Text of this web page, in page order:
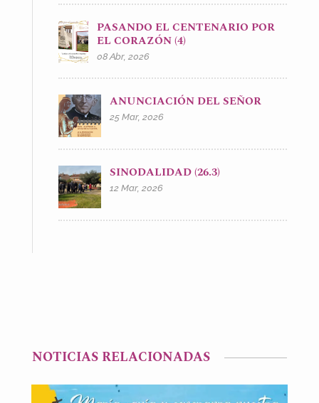
PASANDO EL CENTENARIO POR
EL CORAZÓN (4)
08 Abr, 2026
ANUNCIACIÓN DEL SEÑOR
25 Mar, 2026
SINODALIDAD (26.3)
12 Mar, 2026
NOTICIAS RELACIONADAS